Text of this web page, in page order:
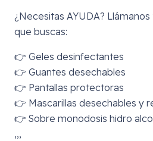
¿Necesitas AYUDA?
que buscas:
👉 Geles desinfectantes
👉 Guantes desechables
👉 Pantallas protectoras
👉 Mascarillas desechables y
👉 Sobre monodosis hidro
,,,